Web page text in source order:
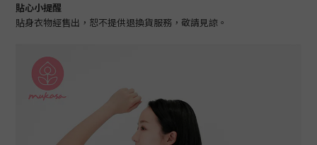
貼心小提醒
貼身衣物經售出，恕不提供退換貨服務，敬請見諒。